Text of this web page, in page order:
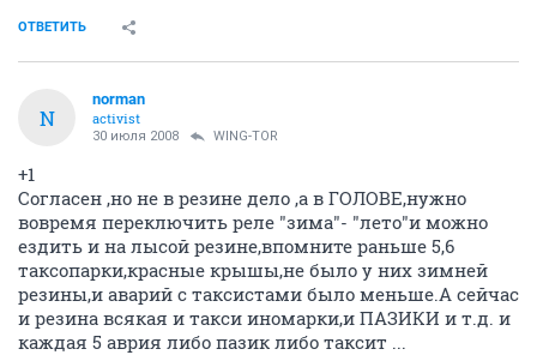
ОТВЕТИТЬ
N
norman
activist
30 июля 2008 WING-TOR
+1
Согласен ,но не в резине дело ,а в ГОЛОВЕ,нужно
вовремя переключить реле "зима"- "лето"и можно
ездить и на лысой резине,впомните раньше 5,6
таксопарки,красные крышы,не было у них зимней
резины,и аварий с таксистами было меньше.А сейчас
и резина всякая и такси иномарки,и ПАЗИКИ и т.д. и
каждая 5 аврия либо пазик либо таксит ...